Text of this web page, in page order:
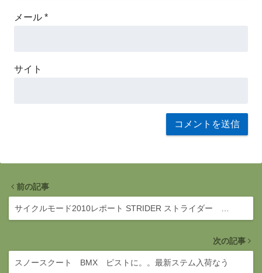
メール *
サイト
前の記事
サイクルモード2010レポート STRIDER ストライダー …
次の記事
スノースクート BMX ピストに。。最新ステム入荷なう